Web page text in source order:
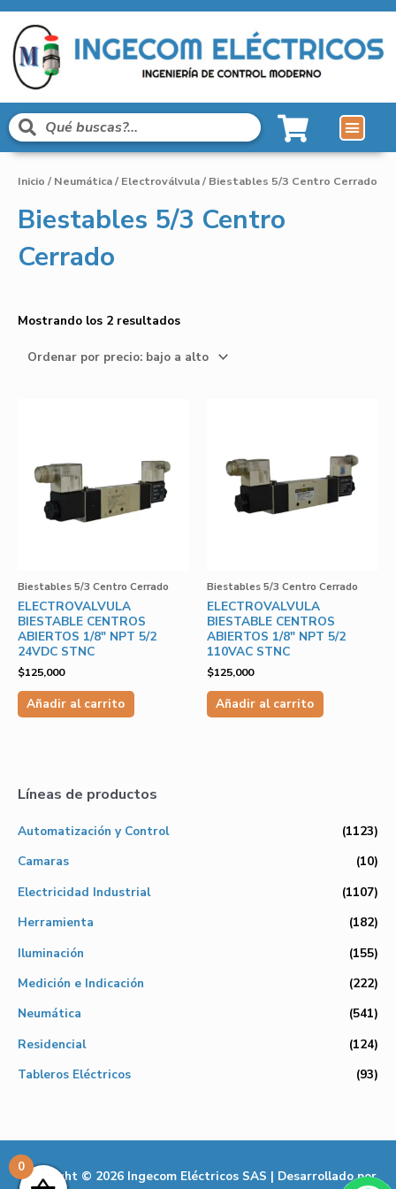
Líneas de productos
Automatización y Control
(1123)
Camaras
(10)
Electricidad Industrial
(1107)
Herramienta
(182)
Iluminación
(155)
Medición e Indicación
(222)
Neumática
(541)
Residencial
(124)
Tableros Eléctricos
(93)
Inicio / Neumática/ Electroválvula/ Biestables 5/3 Centro Cerrado
Biestables 5/3 Centro
Cerrado
Mostrando los 2 resultados
Biestables 5/3 Centro Cerrado
ELECTROVALVULA
BIESTABLE CENTROS
ABIERTOS 1/8″ NPT 5/2
24VDC STNC
$125,000
Añadir al carrito
Biestables 5/3 Centro Cerrado
ELECTROVALVULA
BIESTABLE CENTROS
ABIERTOS 1/8″ NPT 5/2
110VAC STNC
$125,000
Añadir al carrito
Copyright © 2026 Ingecom Eléctricos SAS | Desarrollado por
0